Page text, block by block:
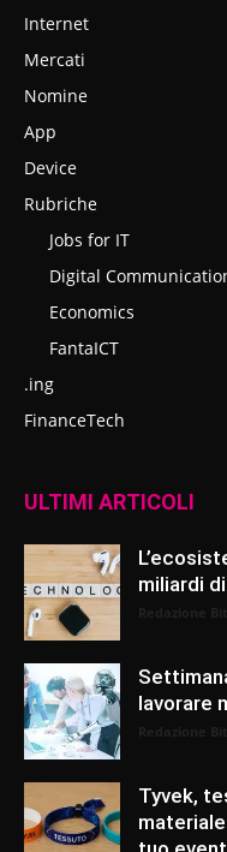
Internet
Mercati
Nomine
App
Device
Rubriche
Jobs for IT
Digital
Economics
FantaICT
.ing
FinanceTech
ULTIMI ARTICOLI
miliardi
lavorare
Tyvek,